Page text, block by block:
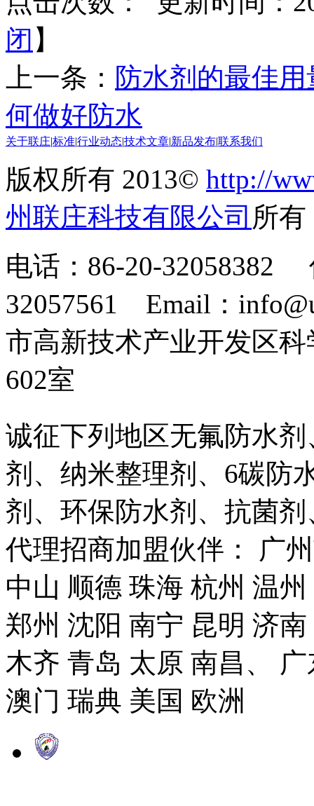
闭 】
上一条： 防水剂的最佳用
何做好防水
关于联庄标准行业动态技术文章 新品发布联系我们
版权所有 2013© http://
州联庄科技有限公司 所
电话：86-20-32058382
32057561 Email：
市高新技术产业开发区
602室
诚征下列地区无氟防水
剂、纳米整理剂、6碳防
剂、环保防水剂、抗菌
代理招商加盟伙伴： 广
中山 顺德 珠海 杭州 温
郑州 沈阳 南宁 昆明 济
木齐 青岛 太原 南昌、
澳门 瑞典 美国 欧洲